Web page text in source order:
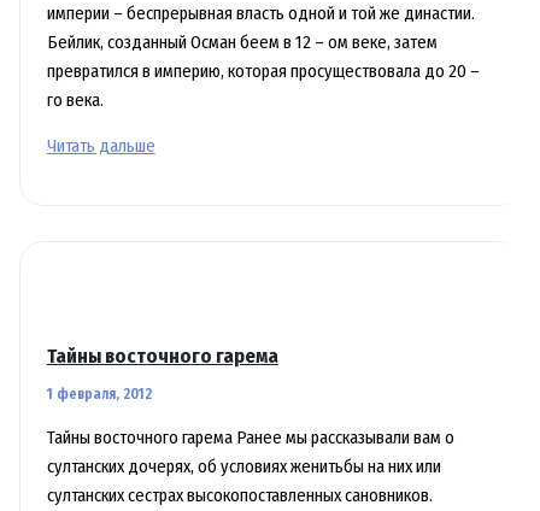
империи – беспрерывная власть одной и той же династии.
Бейлик, созданный Осман беем в 12 – ом веке, затем
превратился в империю, которая просуществовала до 20 –
го века.
Девширме
Читать дальше
Тайны восточного гарема
1 февраля, 2012
Тайны восточного гарема Ранее мы рассказывали вам о
султанских дочерях, об условиях женитьбы на них или
султанских сестрах высокопоставленных сановников.